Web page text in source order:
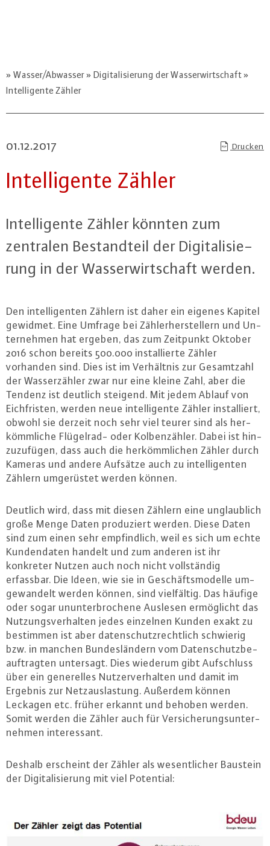
Wasser/Abwasser
Digitalisierung der Wasserwirtschaft
Intelligente Zähler
01.12.2017 Drucken
In­tel­li­gen­te Zähler
In­tel­li­gen­te Zähler könnten zum
zentralen Be­stand­teil der Di­gi­ta­li­sie­
rung in der Was­ser­wirt­schaft werden.
Den in­tel­li­gen­ten Zählern ist daher ein eigenes Kapitel
gewidmet. Eine Umfrage bei Zäh­ler­her­stel­lern und Un­
ter­neh­men hat ergeben, das zum Zeitpunkt Oktober
2016 schon bereits 500.000 in­stal­lier­te Zähler
vorhanden sind. Dies ist im Ver­hält­nis zur Ge­samt­zahl
der Was­ser­zäh­ler zwar nur eine kleine Zahl, aber die
Tendenz ist deutlich steigend. Mit jedem Ablauf von
Eich­fris­ten, werden neue in­tel­li­gen­te Zähler in­stal­liert,
obwohl sie derzeit noch sehr viel teurer sind als her­
kömm­li­che Flü­gel­rad- oder Kol­ben­zäh­ler. Dabei ist hin­
zu­zu­fü­gen, dass auch die her­kömm­li­chen Zähler durch
Kameras und andere Aufsätze auch zu in­tel­li­gen­ten
Zählern um­ge­rüs­tet werden können.
Deutlich wird, dass mit diesen Zählern eine un­glaub­lich
große Menge Daten pro­du­ziert werden. Diese Daten
sind zum einen sehr emp­find­lich, weil es sich um echte
Kun­den­da­ten handelt und zum anderen ist ihr
konkreter Nutzen auch noch nicht voll­stän­dig
erfassbar. Die Ideen, wie sie in Ge­schäfts­mo­del­le um­
ge­wan­delt werden können, sind viel­fäl­tig. Das häufige
oder sogar un­un­ter­bro­che­ne Auslesen er­mög­licht das
Nut­zungs­ver­hal­ten jedes einzelnen Kunden exakt zu
bestimmen ist aber da­ten­schutz­recht­lich schwierig
bzw. in manchen Bun­des­län­dern vom Da­ten­schutz­be­
auf­trag­ten untersagt. Dies wiederum gibt Auf­schluss
über ein ge­ne­rel­les Nut­zer­ver­hal­ten und damit im
Ergebnis zur Netz­aus­las­tung. Außerdem können
Leckagen etc. früher erkannt und behoben werden.
Somit werden die Zähler auch für Ver­si­che­rungs­un­ter­
neh­men in­ter­es­sant.
Deshalb erscheint der Zähler als we­sent­li­cher Baustein
der Di­gi­ta­li­sie­rung mit viel Potential: